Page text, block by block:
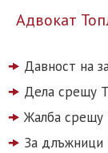
Адвокат
Давност на
Дела срещу
Жалба срещу
За длъжници